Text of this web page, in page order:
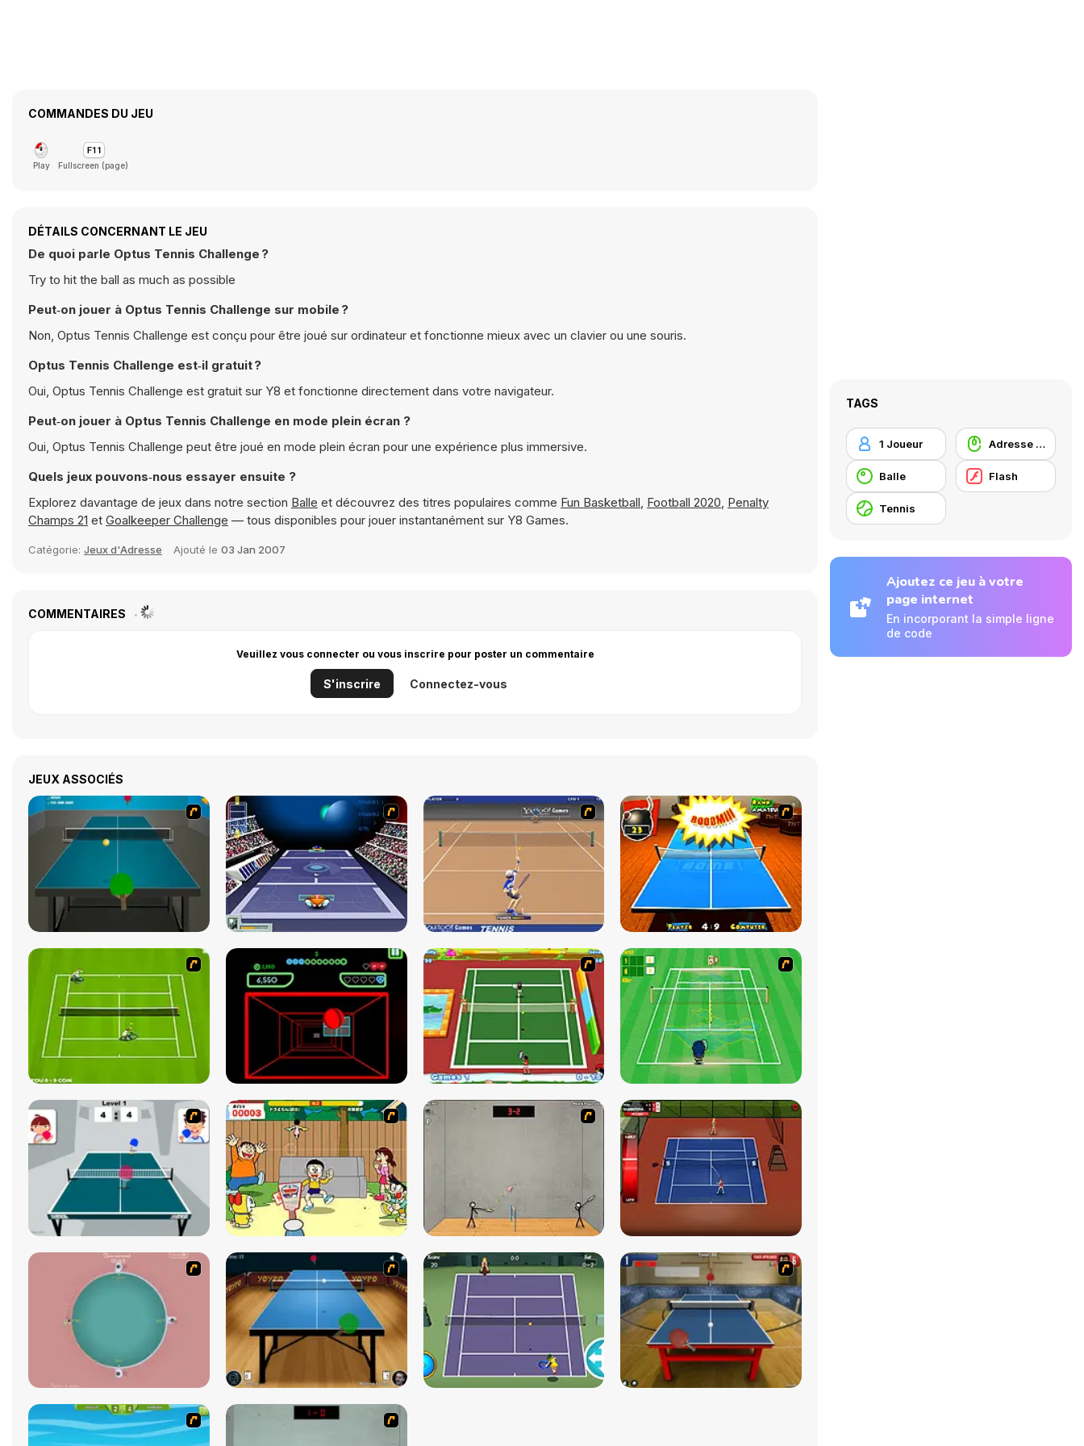
COMMANDES DU JEU
Play Fullscreen (page)
DÉTAILS CONCERNANT LE JEU
De quoi parle Optus Tennis Challenge ?
Try to hit the ball as much as possible
Peut‑on jouer à Optus Tennis Challenge sur mobile ?
Non, Optus Tennis Challenge est conçu pour être joué sur ordinateur et fonctionne mieux avec un clavier ou une souris.
Optus Tennis Challenge est‑il gratuit ?
Oui, Optus Tennis Challenge est gratuit sur Y8 et fonctionne directement dans votre navigateur.
Peut‑on jouer à Optus Tennis Challenge en mode plein écran ?
Oui, Optus Tennis Challenge peut être joué en mode plein écran pour une expérience plus immersive.
Quels jeux pouvons‑nous essayer ensuite ?
Explorez davantage de jeux dans notre section Balle et découvrez des titres populaires comme Fun Basketball, Football 2020, Penalty
Champs 21 et Goalkeeper Challenge — tous disponibles pour jouer instantanément sur Y8 Games.
Catégorie: Jeux d'Adresse Ajouté le 03 Jan 2007
COMMENTAIRES
Veuillez vous connecter ou vous inscrire pour poster un commentaire
S'inscrire Connectez-vous
JEUX ASSOCIÉS
TAGS
1 Joueur Adresse avec la souris
Balle Flash
Tennis
Ajoutez ce jeu à votre
page internet
En incorporant la simple ligne
de code